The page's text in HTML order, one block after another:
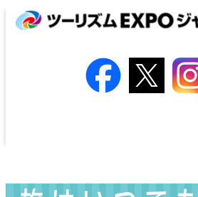
一般の方はこちら
業界・プレスの方はこちら